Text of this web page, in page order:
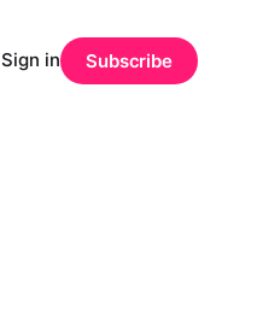
Sign in Subscribe